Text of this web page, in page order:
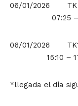
06/01/2026
07:25 –
06/01/2026
15:10 –
*llegada el día